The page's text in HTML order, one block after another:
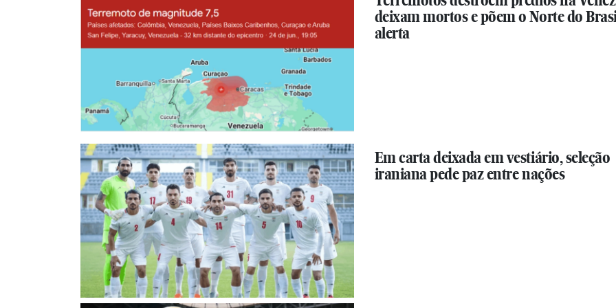
deixam mortos e põem o Norte do
alerta
Em carta deixada em vestiário, seleção
iraniana pede paz entre nações